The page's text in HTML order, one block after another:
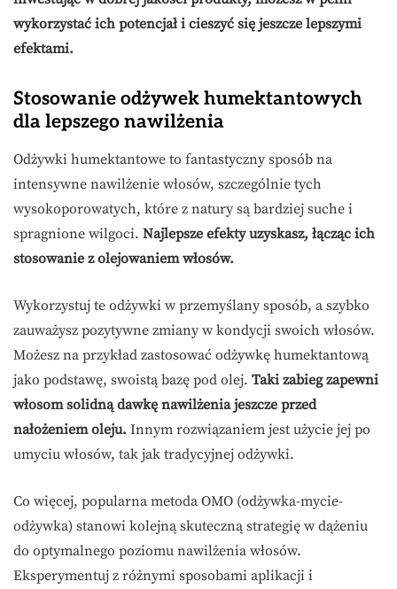
wykorzystać ich potencjał i cieszyć się jeszcze lepszymi
efektami.
Stosowanie odżywek humektantowych
dla lepszego nawilżenia
Odżywki humektantowe to fantastyczny sposób na
intensywne nawilżenie włosów, szczególnie tych
wysokoporowatych, które z natury są bardziej suche i
spragnione wilgoci. Najlepsze efekty uzyskasz, łącząc ich
stosowanie z olejowaniem włosów.
Wykorzystuj te odżywki w przemyślany sposób, a szybko
zauważysz pozytywne zmiany w kondycji swoich włosów.
Możesz na przykład zastosować odżywkę humektantową
jako podstawę, swoistą bazę pod olej. Taki zabieg zapewni
włosom solidną dawkę nawilżenia jeszcze przed
nałożeniem oleju. Innym rozwiązaniem jest użycie jej po
umyciu włosów, tak jak tradycyjnej odżywki.
Co więcej, popularna metoda OMO (odżywka-mycie-
odżywka) stanowi kolejną skuteczną strategię w dążeniu
do optymalnego poziomu nawilżenia włosów.
Eksperymentuj z różnymi sposobami aplikacji i